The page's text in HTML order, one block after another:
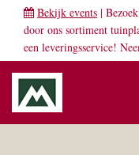
Bekijk events |
door ons sortiment
een leveringsservice!